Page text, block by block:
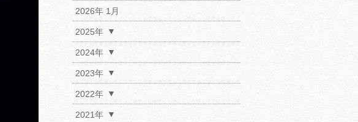
2026年 1月
2025年
2024年
2023年
2022年
2021年